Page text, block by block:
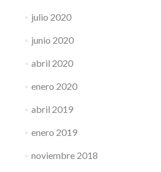
julio 2020
junio 2020
abril 2020
enero 2020
abril 2019
enero 2019
noviembre 2018